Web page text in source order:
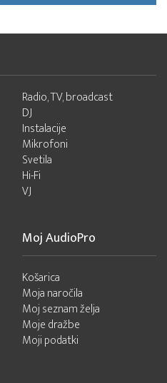
Radio, TV, broadcast
DJ
Instalacije
Mikrofoni
Svetila
Hi-Fi
VJ
Moj AudioPro
Košarica
Moja naročila
Moj seznam želja
Moje dražbe
Moji podatki